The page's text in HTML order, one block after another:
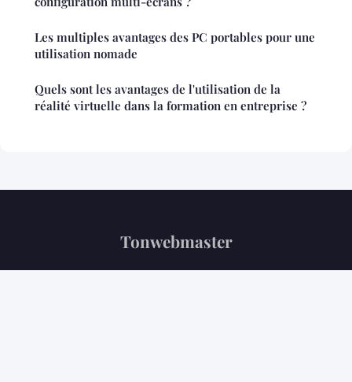
Les multiples avantages des PC portables pour une
utilisation nomade
Quels sont les avantages de l'utilisation de la
réalité virtuelle dans la formation en entreprise ?
Tonwebmaster